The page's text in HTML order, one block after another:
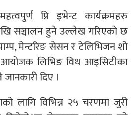
प्रि इभेन्ट कार्यक्रमहरु
सञ्चालन हुने उल्लेख गरिएकाे छ
मेन्टरिङ सेसन र टेलिभिजन शो
लिभिङ विथ आइसिटीका
दिए ।
लागि विभिन्न २५ चरणमा जुरी